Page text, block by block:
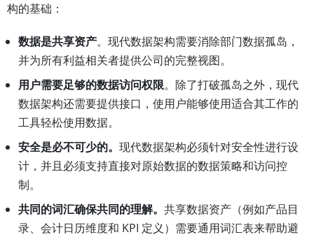
构的基础：
数据是共享资产。现代数据架构需要消除部门数据孤岛，
并为所有利益相关者提供公司的完整视图。
用户需要足够的数据访问权限。除了打破孤岛之外，现代
数据架构还需要提供接口，使用户能够使用适合其工作的
工具轻松使用数据。
安全是必不可少的。 现代数据架构必须针对安全性进行设
计，并且必须支持直接对原始数据的数据策略和访问控
制。
共同的词汇确保共同的理解。 共享数据资产（例如产品目
录、会计日历维度和 KPI 定义）需要通用词汇表来帮助避